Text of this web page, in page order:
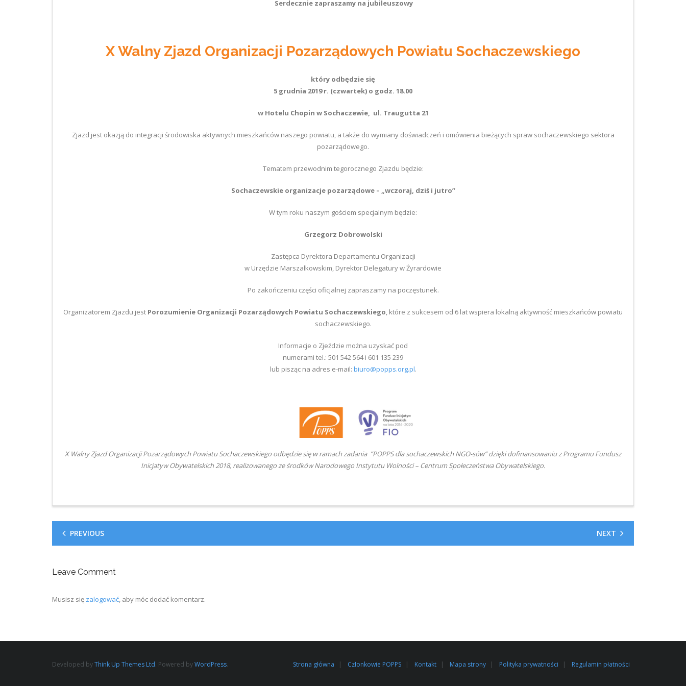
Serdecznie zapraszamy na jubileuszowy
X Walny Zjazd Organizacji Pozarządowych Powiatu Sochaczewskiego
który odbędzie się
5 grudnia 2019 r. (czwartek) o godz. 18.00
w Hotelu Chopin w Sochaczewie, ul. Traugutta 21
Zjazd jest okazją do integracji środowiska aktywnych mieszkańców naszego powiatu, a także do wymiany doświadczeń i omówienia bieżących spraw sochaczewskiego sektora
pozarządowego.
Tematem przewodnim tegorocznego Zjazdu będzie:
Sochaczewskie organizacje pozarządowe – „wczoraj, dziś i jutro”
W tym roku naszym gościem specjalnym będzie:
Grzegorz Dobrowolski
Zastępca Dyrektora Departamentu Organizacji
w Urzędzie Marszałkowskim, Dyrektor Delegatury w Żyrardowie
Po zakończeniu części oficjalnej zapraszamy na poczęstunek.
Organizatorem Zjazdu jest Porozumienie Organizacji Pozarządowych Powiatu Sochaczewskiego, które z sukcesem od 6 lat wspiera lokalną aktywność mieszkańców powiatu
sochaczewskiego.
Informacje o Zjeździe można uzyskać pod
numerami tel.: 501 542 564 i 601 135 239
lub pisząc na adres e-mail: biuro@popps.org.pl.
X Walny Zjazd Organizacji Pozarządowych Powiatu Sochaczewskiego odbędzie się w ramach zadania ”POPPS dla sochaczewskich NGO-sów” dzięki dofinansowaniu z Programu Fundusz
Inicjatyw Obywatelskich 2018, realizowanego ze środków Narodowego Instytutu Wolności– Centrum Społeczeństwa Obywatelskiego.
PREVIOUS NEXT
Leave Comment
Musisz się zalogować, aby móc dodać komentarz.
Developed byThink Up Themes Ltd. Powered byWordPress. Strona główna Członkowie POPPS Kontakt Mapa strony Polityka prywatności Regulamin płatności